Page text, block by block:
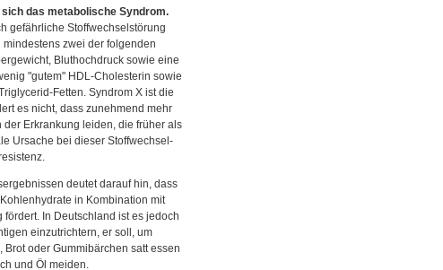
das metabolische Syndrom.
gefährliche Stoffwechselstörung
zwei der folgenden
Bluthochdruck sowie eine
"gutem" HDL-Cholesterin sowie
Fetten. Syndrom X ist die
es nicht, dass zunehmend mehr
Erkrankung leiden, die früher als
Ursache bei dieser Stoffwechsel-
deutet darauf hin, dass
in Kombination mit
In Deutschland ist es jedoch
einzutrichtern, er soll, um
oder Gummibärchen satt essen
und Öl meiden.